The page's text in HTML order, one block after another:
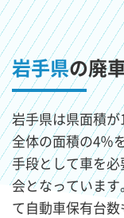
岩手県の廃
岩手県は県面積
全体の面積の4％
手段として車を
会となっていま
て自動車保有台